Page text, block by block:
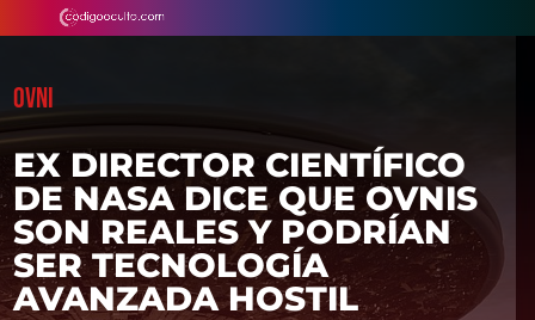
OVNI
EX DIRECTOR CIENTÍFICO
DE NASA DICE QUE OVNIS
SON REALES Y PODRÍAN
SER TECNOLOGÍA
AVANZADA HOSTIL